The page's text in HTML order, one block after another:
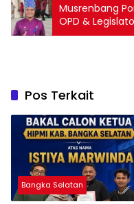
Musrenbang
OPD &
Pos Terkait
Bangka Selatan